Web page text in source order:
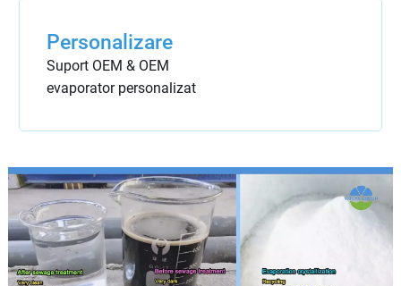
Personalizare
Suport OEM & OEM
evaporator personalizat